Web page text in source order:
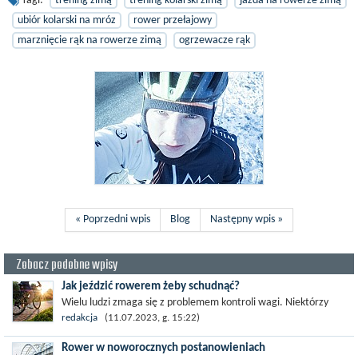
ubiór kolarski na mróz
rower przełajowy
marznięcie rąk na rowerze zimą
ogrzewacze rąk
« Poprzedni wpis Blog Następny wpis »
Zobacz podobne wpisy
Jak jeździć rowerem żeby schudnąć?
Wielu ludzi zmaga się z problemem kontroli wagi. Niektórzy
chcą jak najlepiej wyglądać w sezonie letnim, inni boją się
konsekwencji...
redakcja (11.07.2023, g. 15:22)
Rower w noworocznych postanowieniach